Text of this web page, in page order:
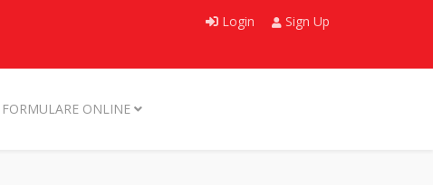
Login Sign Up
FORMULARE ONLINE